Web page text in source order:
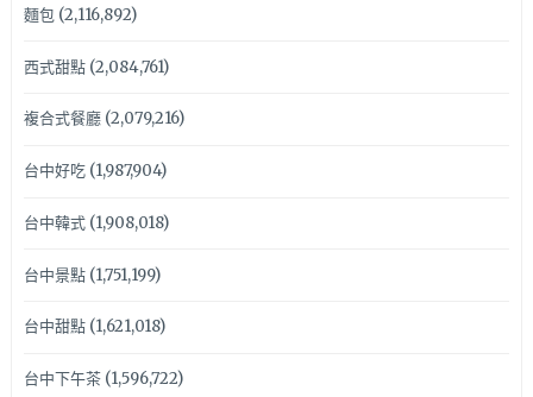
麵包(2,116,892)
西式甜點(2,084,761)
複合式餐廳(2,079,216)
台中好吃(1,987,904)
台中韓式(1,908,018)
台中景點(1,751,199)
台中甜點(1,621,018)
台中下午茶(1,596,722)